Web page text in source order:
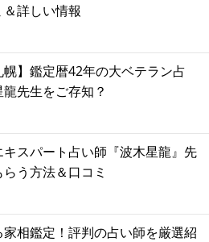
詳しい情報
幌】鑑定暦42年の大ベテラン占
先生をご存知？
スパート占い師『波木星龍』先
う方法＆口コミ
相鑑定！評判の占い師を厳選紹